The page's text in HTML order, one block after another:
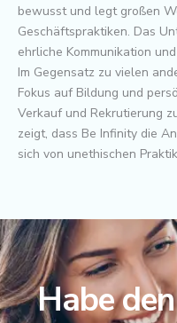
bewusst und legt großen
Geschäftspraktiken. Das
ehrliche Kommunikation
Im Gegensatz zu vielen
Fokus auf Bildung und
Verkauf und Rekrutierung
zeigt, dass Be Infinity die
sich von unethischen
Habe